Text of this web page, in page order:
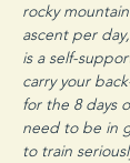
rocky
ascent per
is a self-
carry your
for the 8 days
need to be in
to train